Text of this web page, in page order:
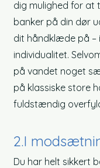
dig mulighed for at
banker på din dør
dit håndklæde på –
individualitet.
på vandet noget
på klassiske store
fuldstændig
2.I
Du har helt sikkert